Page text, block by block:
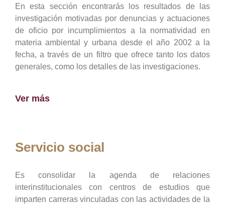
En esta sección encontrarás los resultados de las
investigación motivadas por denuncias y actuaciones
de oficio por incumplimientos a la normatividad en
materia ambiental y urbana desde el año 2002 a la
fecha, a través de un filtro que ofrece tanto los datos
generales, como los detalles de las investigaciones.
Ver más
Servicio social
Es consolidar la agenda de relaciones
interinstitucionales con centros de estudios que
imparten carreras vinculadas con las actividades de la